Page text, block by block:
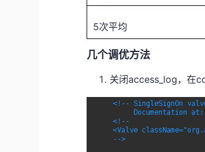
5次平均
几个调优方法
关闭access_log，在